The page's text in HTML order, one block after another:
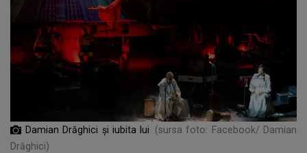
Damian Drăghici și iubita lui
(sursa foto: Facebook/ Damian
Drăghici)